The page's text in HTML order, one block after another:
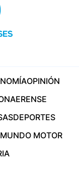
OPINIÓN
DEPORTES
MUNDO MOTOR